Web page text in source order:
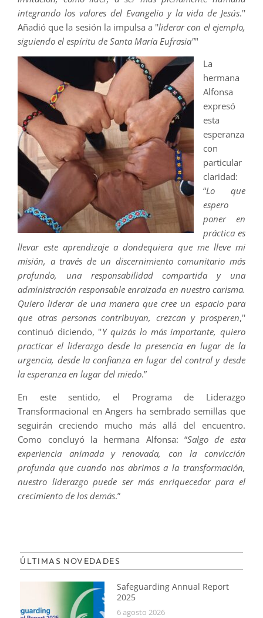
integrando los valores del Evangelio y la vida de Jesús.''
Añadió que la sesión la impulsa a ''liderar con el ejemplo,
siguiendo el espíritu de Santa María Eufrasia""
La
hermana
Alfonsa
expresó
esta
esperanza
con
particular
claridad:
“Lo que
espero
poner en
práctica es
llevar este aprendizaje a dondequiera que me lleve mi
misión, a través de un discernimiento comunitario más
profundo, una responsabilidad compartida y una
administración responsable enraizada en nuestro carisma.
Quiero liderar de una manera que cree un espacio para
que otras personas contribuyan, crezcan y prosperen,''
continuó diciendo, ''Y quizás lo más importante, quiero
practicar el liderazgo desde la presencia en lugar de la
urgencia, desde la confianza en lugar del control y desde
la esperanza en lugar del miedo.”
En este sentido, el Programa de Liderazgo
Transformacional en Angers ha sembrado semillas que
seguirán creciendo mucho más allá del encuentro.
Como concluyó la hermana Alfonsa: “Salgo de esta
experiencia animada y renovada, con la convicción
profunda que cuando nos abrimos a la transformación,
nuestro liderazgo puede ser más enriquecedor para el
crecimiento de los demás.”
ÚLTIMAS NOVEDADES
Safeguarding Annual Report
2025
6 agosto 2026